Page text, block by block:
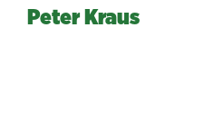
Peter Kraus